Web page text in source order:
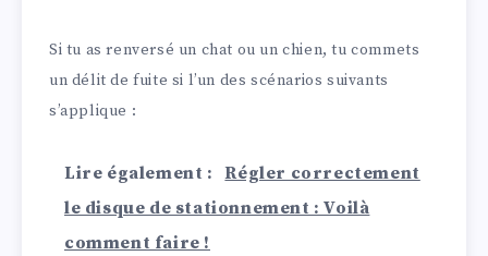
Si tu as renversé un chat ou un chien, tu commets
un délit de fuite si l’un des scénarios suivants
s’applique :
Lire également :
Régler correctement
le disque de stationnement : Voilà
comment faire !